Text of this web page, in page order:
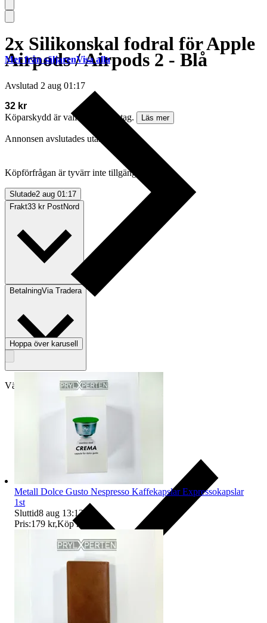
2x Silikonskal fodral för Apple
Airpods / Airpods 2 - Blå
Avslutad 2 aug 01:17
32 kr
Köparskydd är valfritt hos företag.
Läs mer
Annonsen avslutades utan köp
Köpförfrågan är tyvärr inte tillgänglig.
Slutade2 aug 01:17
Frakt33 kr PostNord
BetalningVia Tradera
Välj till köparskydd
Mer från säljarenVisa alla
Hoppa över karusell
Metall Dolce Gusto Nespresso Kaffekapslar Expressokapslar
1st
Sluttid8 aug 13:13
Pris:179 kr,Köp nu